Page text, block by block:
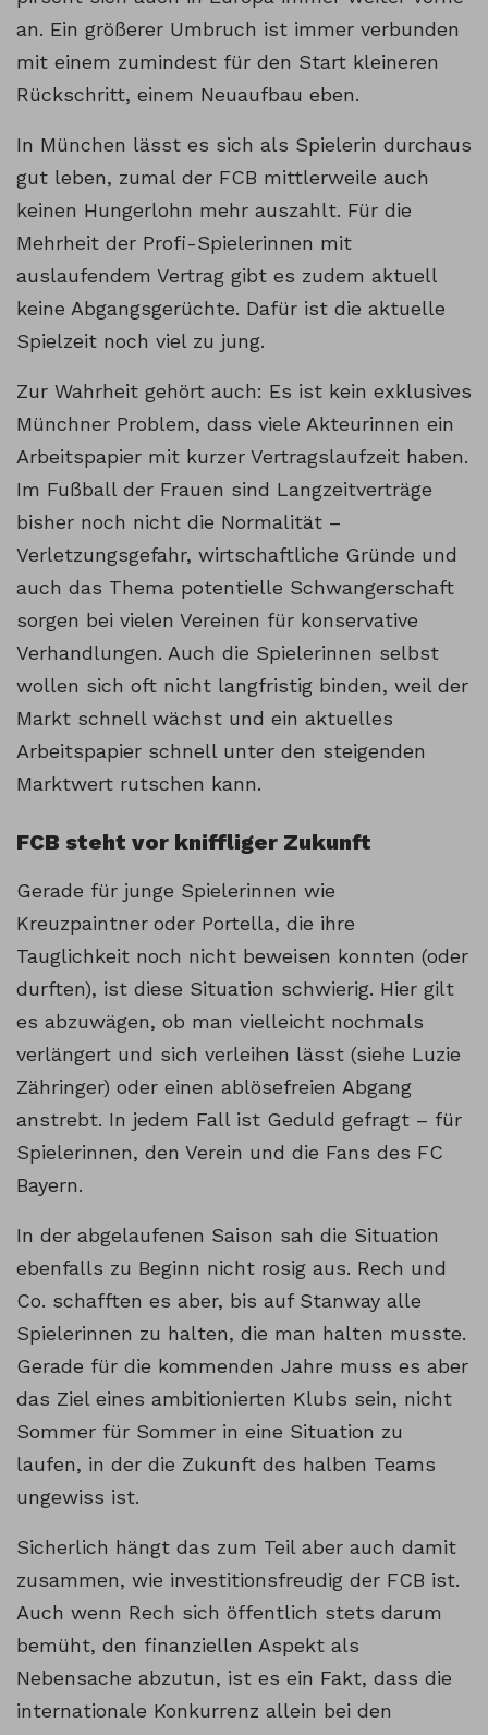
an. Ein größerer Umbruch ist immer verbunden
mit einem zumindest für den Start kleineren
Rückschritt, einem Neuaufbau eben.
In München lässt es sich als Spielerin durchaus
gut leben, zumal der FCB mittlerweile auch
keinen Hungerlohn mehr auszahlt. Für die
Mehrheit der Profi-Spielerinnen mit
auslaufendem Vertrag gibt es zudem aktuell
keine Abgangsgerüchte. Dafür ist die aktuelle
Spielzeit noch viel zu jung.
Zur Wahrheit gehört auch: Es ist kein exklusives
Münchner Problem, dass viele Akteurinnen ein
Arbeitspapier mit kurzer Vertragslaufzeit haben.
Im Fußball der Frauen sind Langzeitverträge
bisher noch nicht die Normalität –
Verletzungsgefahr, wirtschaftliche Gründe und
auch das Thema potentielle Schwangerschaft
sorgen bei vielen Vereinen für konservative
Verhandlungen. Auch die Spielerinnen selbst
wollen sich oft nicht langfristig binden, weil der
Markt schnell wächst und ein aktuelles
Arbeitspapier schnell unter den steigenden
Marktwert rutschen kann.
FCB steht vor kniffliger Zukunft
Gerade für junge Spielerinnen wie
Kreuzpaintner oder Portella, die ihre
Tauglichkeit noch nicht beweisen konnten (oder
durften), ist diese Situation schwierig. Hier gilt
es abzuwägen, ob man vielleicht nochmals
verlängert und sich verleihen lässt (siehe Luzie
Zähringer) oder einen ablösefreien Abgang
anstrebt. In jedem Fall ist Geduld gefragt – für
Spielerinnen, den Verein und die Fans des FC
Bayern.
In der abgelaufenen Saison sah die Situation
ebenfalls zu Beginn nicht rosig aus. Rech und
Co. schafften es aber, bis auf Stanway alle
Spielerinnen zu halten, die man halten musste.
Gerade für die kommenden Jahre muss es aber
das Ziel eines ambitionierten Klubs sein, nicht
Sommer für Sommer in eine Situation zu
laufen, in der die Zukunft des halben Teams
ungewiss ist.
Sicherlich hängt das zum Teil aber auch damit
zusammen, wie investitionsfreudig der FCB ist.
Auch wenn Rech sich öffentlich stets darum
bemüht, den finanziellen Aspekt als
Nebensache abzutun, ist es ein Fakt, dass die
internationale Konkurrenz allein bei den